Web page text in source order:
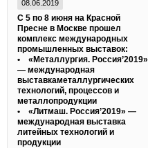
08.06.2019
С 5 по 8 июня на Красной
Пресне в Москве прошел
комплекс международных
промышленных выставок:
• «Металлургия. Россия’2019»
— международная
выставкаметаллургических
технологий, процессов и
металлопродукции
• «Литмаш. Россия’2019» —
международная выставка
литейных технологий и
продукции